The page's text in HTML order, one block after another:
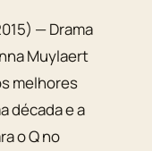
— Drama
Muylaert
melhores
década e a
o Q no